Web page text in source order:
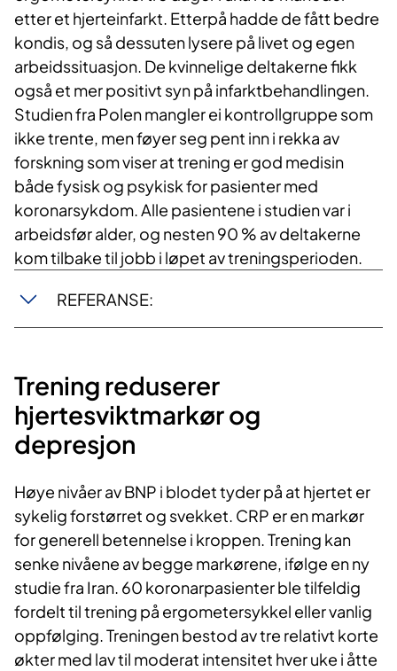
etter et hjerteinfarkt. Etterpå hadde de fått bedre
kondis, og så dessuten lysere på livet og egen
arbeidssituasjon. De kvinnelige deltakerne fikk
også et mer positivt syn på infarktbehandlingen.
Studien fra Polen mangler ei kontrollgruppe som
ikke trente, men føyer seg pent inn i rekka av
forskning som viser at trening er god medisin
både fysisk og psykisk for pasienter med
koronarsykdom. Alle pasientene i studien var i
arbeidsfør alder, og nesten 90 % av deltakerne
kom tilbake til jobb i løpet av treningsperioden.
REFERANSE:
Trening reduserer
hjertesviktmarkør og
depresjon
Høye nivåer av BNP i blodet tyder på at hjertet er
sykelig forstørret og svekket. CRP er en markør
for generell betennelse i kroppen. Trening kan
senke nivåene av begge markørene, ifølge en ny
studie fra Iran. 60 koronarpasienter ble tilfeldig
fordelt til trening på ergometersykkel eller vanlig
oppfølging. Treningen bestod av tre relativt korte
økter med lav til moderat intensitet hver uke i åtte